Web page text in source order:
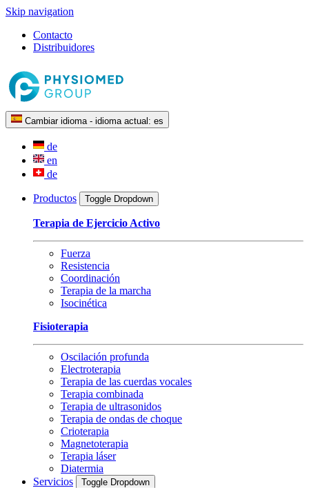
Skip navigation
Contacto
Distribuidores
Cambiar idioma - idioma actual: es
de
en
de
Productos Toggle Dropdown
Terapia de Ejercicio Activo
Fuerza
Resistencia
Coordinación
Terapia de la marcha
Isocinética
Fisioterapia
Oscilación profunda
Electroterapia
Terapia de las cuerdas vocales
Terapia combinada
Terapia de ultrasonidos
Terapia de ondas de choque
Crioterapia
Magnetoterapia
Terapia láser
Diatermia
Servicios
Toggle Dropdown